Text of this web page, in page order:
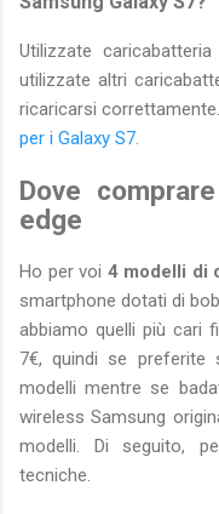
Utilizzate
utilizzate altri
ricaricarsi
per i Galaxy S7.
Dove
edge
Ho per voi 4 modelli di
smartphone dotati di
abbiamo quelli più cari
7€, quindi se preferite
modelli mentre se
wireless Samsung
modelli. Di seguito,
tecniche.